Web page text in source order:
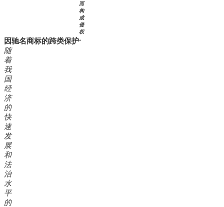
因驰名商标的跨类保护
而
构
成
侵
权
。
随
着
我
国
经
济
的
快
速
发
展
和
法
治
水
平
的